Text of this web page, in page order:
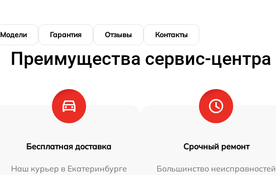
Модели Гарантия Отзывы Контакты
Преимущества сервис-центра
Бесплатная доставка
Наш курьер в Екатеринбурге
Срочный ремонт
Большинство неисправностей